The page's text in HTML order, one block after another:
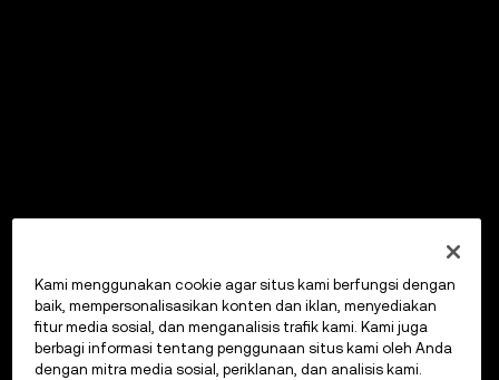
Kami menggunakan cookie agar situs kami berfungsi dengan
baik, mempersonalisasikan konten dan iklan, menyediakan
fitur media sosial, dan menganalisis trafik kami. Kami juga
berbagi informasi tentang penggunaan situs kami oleh Anda
dengan mitra media sosial, periklanan, dan analisis kami.